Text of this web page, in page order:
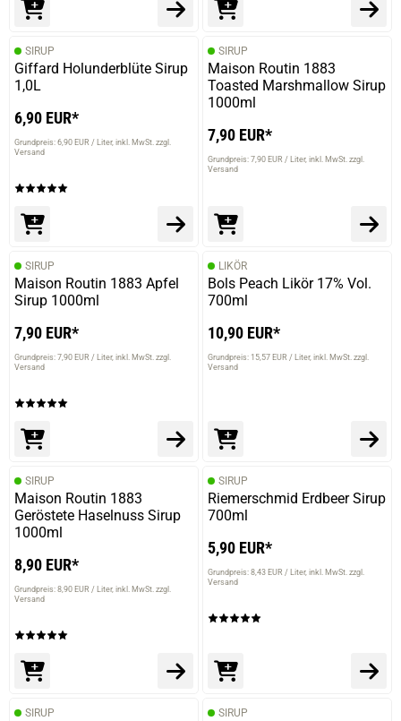
SIRUP
Giffard Holunderblüte Sirup
1,0L
6,90 EUR*
Grundpreis: 6,90 EUR / Liter inkl. MwSt. zzgl.
Versand
SIRUP
Maison Routin 1883
Toasted Marshmallow Sirup
1000ml
7,90 EUR*
Grundpreis: 7,90 EUR / Liter inkl. MwSt. zzgl.
Versand
SIRUP
Maison Routin 1883 Apfel
Sirup 1000ml
7,90 EUR*
Grundpreis: 7,90 EUR / Liter inkl. MwSt. zzgl.
Versand
LIKÖR
Bols Peach Likör 17% Vol.
700ml
10,90 EUR*
Grundpreis: 15,57 EUR / Liter inkl. MwSt. zzgl.
Versand
SIRUP
Maison Routin 1883
Geröstete Haselnuss Sirup
1000ml
8,90 EUR*
Grundpreis: 8,90 EUR / Liter inkl. MwSt. zzgl.
Versand
SIRUP
Riemerschmid Erdbeer Sirup
700ml
5,90 EUR*
Grundpreis: 8,43 EUR / Liter inkl. MwSt. zzgl.
Versand
SIRUP SIRUP